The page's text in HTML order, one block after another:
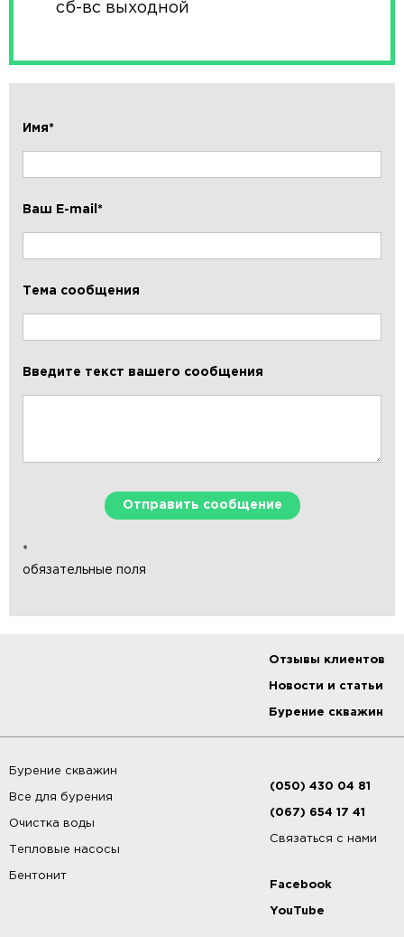
сб-вс выходной
Имя*
Ваш E-mail*
Тема сообщения
Введите текст вашего сообщения
обязательные поля
Отзывы клиентов
Новости и статьи
Бурение скважин
Бурение скважин
Все для бурения
Очистка воды
Тепловые насосы
Бентонит
(050) 430 04 81
(067) 654 17 41
Связаться с нами
Facebook
YouTube